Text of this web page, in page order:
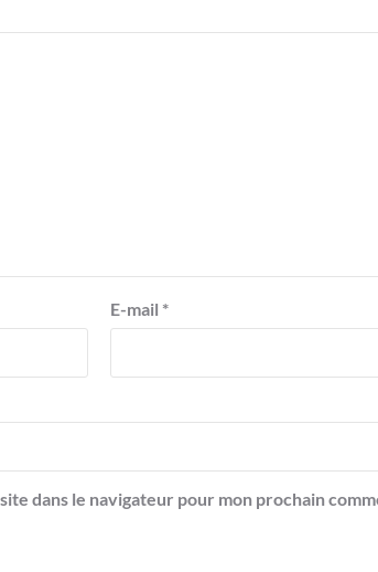
E-mail *
dans le navigateur pour mon prochain